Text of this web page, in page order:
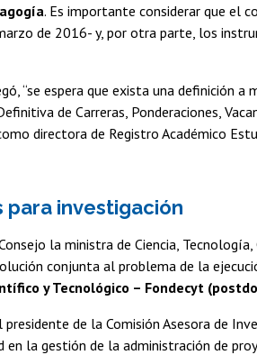
. Es importante considerar que el
de 2016- y, por otra parte, los
“se espera que exista una definición a
de Carreras, Ponderaciones,
directora de Registro Académico
investigación
la ministra de Ciencia,
conjunta al problema de la
y Tecnológico – Fondecyt
de la Comisión Asesora de
la gestión de la administración de